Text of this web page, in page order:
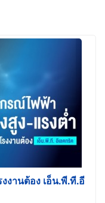
งานต้อง เอ็น.พี.ที.อี